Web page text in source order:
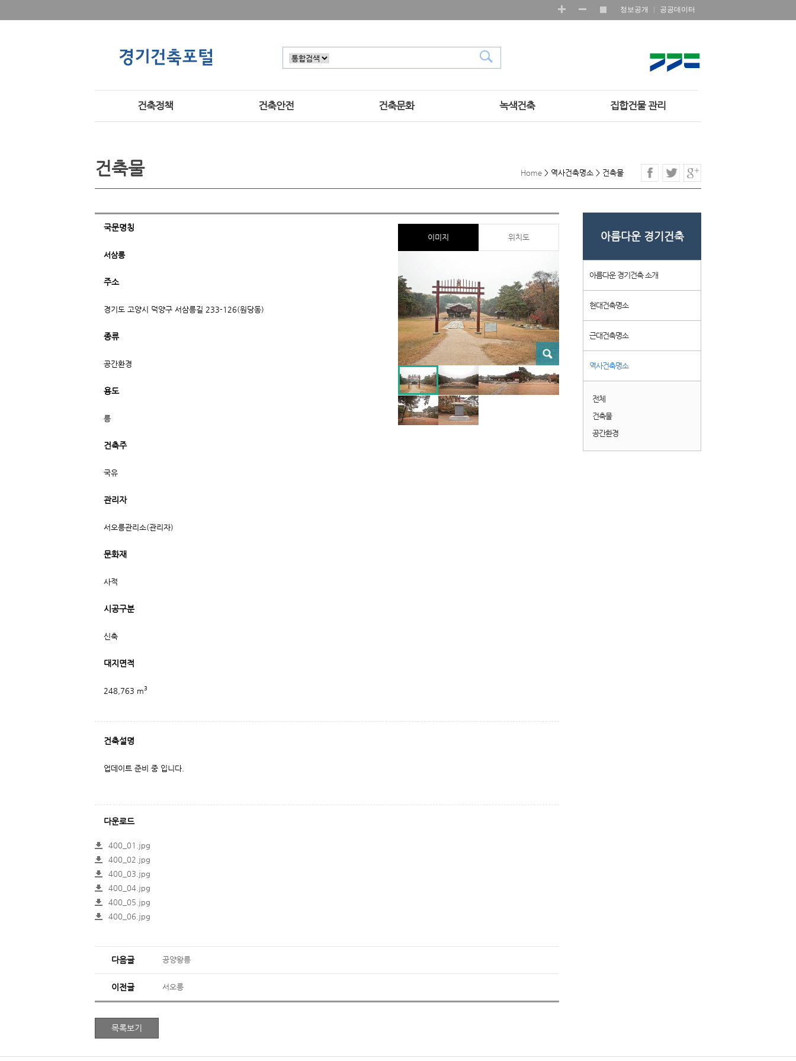
정보공개 공공데이터
건축정책 건축안전 건축문화 녹색건축 집합건물 관리
Home > 역사건축명소 > 건축물
건축물
아름다운 경기건축
아름다운 경기건축 소개
현대건축명소
근대건축명소
역사건축명소
전체
건축물
공간환경
국문명칭
서삼릉
주소
경기도 고양시 덕양구 서삼릉길 233-126(원당동)
종류
공간환경
용도
릉
건축주
국유
관리자
서오릉관리소(관리자)
문화재
사적
시공구분
신축
대지면적
248,763 m3
이미지 위치도
건축설명
업데이트 준비 중 입니다.
다운로드
400_01.jpg
400_02.jpg
400_03.jpg
400_04.jpg
400_05.jpg
400_06.jpg
다음글 공양왕릉
이전글 서오릉